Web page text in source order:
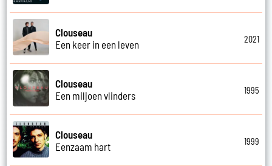
Clouseau
Een keer in een leven
2021
Clouseau
Een miljoen vlinders
1995
Clouseau
Eenzaam hart
1999